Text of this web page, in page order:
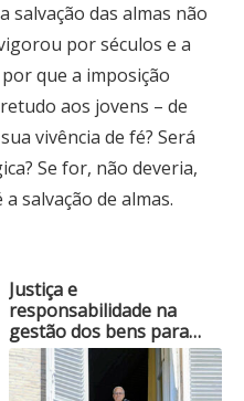
salvação das almas não
por séculos e a
que a imposição
aos jovens – de
vivência de fé? Será
Se for, não deveria,
salvação de almas.
Justiça e
responsabilidade na
gestão dos bens para…